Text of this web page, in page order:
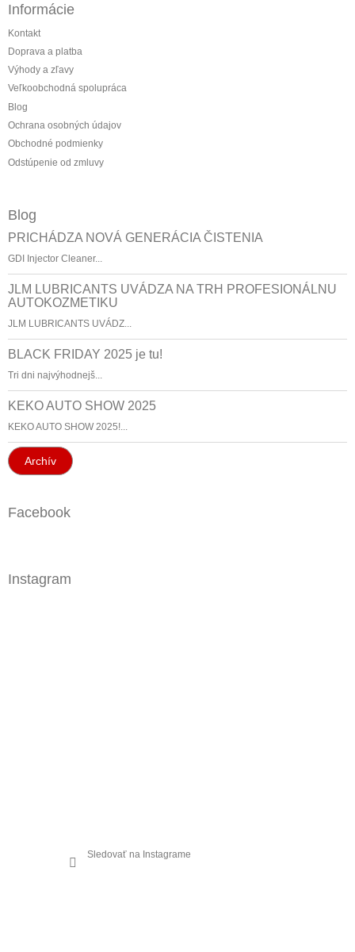
Informácie
Kontakt
Doprava a platba
Výhody a zľavy
Veľkoobchodná spolupráca
Blog
Ochrana osobných údajov
Obchodné podmienky
Odstúpenie od zmluvy
Blog
PRICHÁDZA NOVÁ GENERÁCIA ČISTENIA
GDI Injector Cleaner...
JLM LUBRICANTS UVÁDZA NA TRH PROFESIONÁLNU
AUTOKOZMETIKU
JLM LUBRICANTS UVÁDZ...
BLACK FRIDAY 2025 je tu!
Tri dni najvýhodnejš...
KEKO AUTO SHOW 2025
KEKO AUTO SHOW 2025!...
Archív
Facebook
Instagram
Sledovať na Instagrame